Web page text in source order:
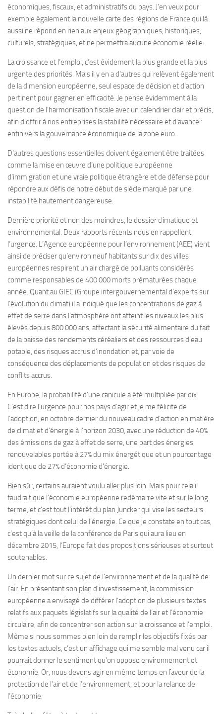
économiques, fiscaux, et administratifs du pays. J’en veux pour
exemple également la nouvelle carte des régions de France qui là
aussi ne répond en rien aux enjeux géographiques, historiques,
culturels, stratégiques, et ne permettra aucune économie réelle.
La croissance et l’emploi, c’est évidement la plus grande et la plus
urgente des priorités. Mais il y en a d’autres qui relèvent également
de la dimension européenne, seul espace de décision et d’action
pertinent pour gagner en efficacité. Je pense évidemment à la
question de l’harmonisation fiscale avec un calendrier clair et précis,
afin d’offrir à nos entreprises la stabilité nécessaire et d’avancer
enfin vers la gouvernance économique de la zone euro.
D’autres questions essentielles doivent également être traitées
comme la mise en œuvre d’une politique européenne
d’immigration et une vraie politique étrangère et de défense pour
répondre aux défis de notre début de siècle marqué par une
instabilité hautement dangereuse.
Dernière priorité et non des moindres, le dossier climatique et
environnemental. Deux rapports récents nous en rappellent
l’urgence. L’Agence européenne pour l’environnement (AEE) vient
ainsi de préciser qu’environ neuf habitants sur dix des villes
européennes respirent un air chargé de polluants considérés
comme responsables de 400 000 morts prématurées chaque
année. Quant au GIEC (Groupe intergouvernemental d’experts sur
l’évolution du climat) il a indiqué que les concentrations de gaz à
effet de serre dans l’atmosphère ont atteint les niveaux les plus
élevés depuis 800 000 ans, affectant la sécurité alimentaire du fait
de la baisse des rendements céréaliers et des ressources d’eau
potable, des risques accrus d’inondation et, par voie de
conséquence des déplacements de population et des risques de
conflits accrus.
En Europe, la probabilité d’une canicule a été multipliée par dix.
C’est dire l’urgence pour nos pays d’agir et je me félicite de
l’adoption, en octobre dernier du nouveau cadre d’action en matière
de climat et d’énergie à l’horizon 2030, avec une réduction de 40%
des émissions de gaz à effet de serre, une part des énergies
renouvelables portée à 27% du mix énergétique et un pourcentage
identique de 27% d’économie d’énergie.
Bien sûr, certains auraient voulu aller plus loin. Mais pour cela il
faudrait que l’économie européenne redémarre vite et sur le long
terme, et c’est tout l’intérêt du plan Juncker qui vise les secteurs
stratégiques dont celui de l’énergie. Ce que je constate en tout cas,
c’est qu’à la veille de la conférence de Paris qui aura lieu en
décembre 2015, l’Europe fait des propositions sérieuses et surtout
soutenables.
Un dernier mot sur ce sujet de l’environnement et de la qualité de
l’air. En présentant son plan d’investissement, la commission
européenne a envisagé de différer l’adoption de plusieurs textes
relatifs aux paquets législatifs sur la qualité de l’air et l’économie
circulaire, afin de concentrer son action sur la croissance et l’emploi.
Même si nous sommes bien loin de remplir les objectifs fixés par
les textes actuels, c’est un affichage qui me semble mal venu car il
pourrait donner le sentiment qu’on oppose environnement et
économie. Or, nous devons agir en même temps en faveur de la
protection de l’air et de l’environnement, et pour la relance de
l’économie.